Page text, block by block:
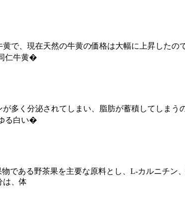
で、現在天然の牛黄の価格は大幅に上昇した
仁牛黄�
多く分泌されてしまい、脂肪が蓄積してしま
る白い�
である野茶果を主要な原料とし、L-カルニチ
は、体